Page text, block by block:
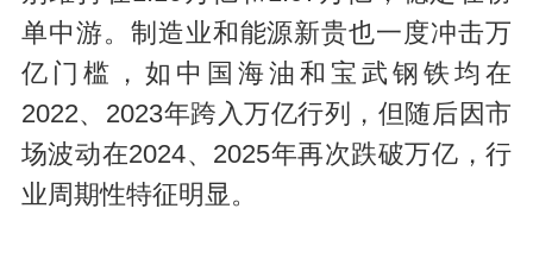
单中游。制造业和能源新贵也一度冲击万
亿门槛，如中国海油和宝武钢铁均在
2022、2023年跨入万亿行列，但随后因市
场波动在2024、2025年再次跌破万亿，行
业周期性特征明显。